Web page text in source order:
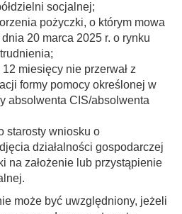
socjalnej;
pożyczki, o którym mowa
20 marca 2025 r. o rynku
miesięcy nie przerwał z
formy pomocy określonej w
absolwenta CIS/absolwenta
starosty wniosku o
działalności gospodarczej
na założenie lub przystąpienie
może być uwzględniony, jeżeli